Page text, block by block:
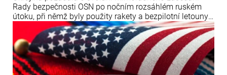
Rady bezpečnosti OSN po nočním rozsáhlém ruském
útoku, při němž byly použity rakety a bezpilotní letouny.
Oznámil to ukrajinský ministr zahraničních věcí Andrij
Sybiha.